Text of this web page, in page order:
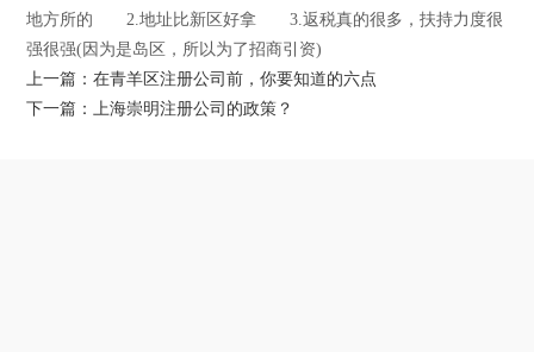
地方所的 2.地址比新区好拿 3.返税真的很多，扶持力度很
强很强(因为是岛区，所以为了招商引资)
上一篇：在青羊区注册公司前，你要知道的六点
下一篇：上海崇明注册公司的政策？